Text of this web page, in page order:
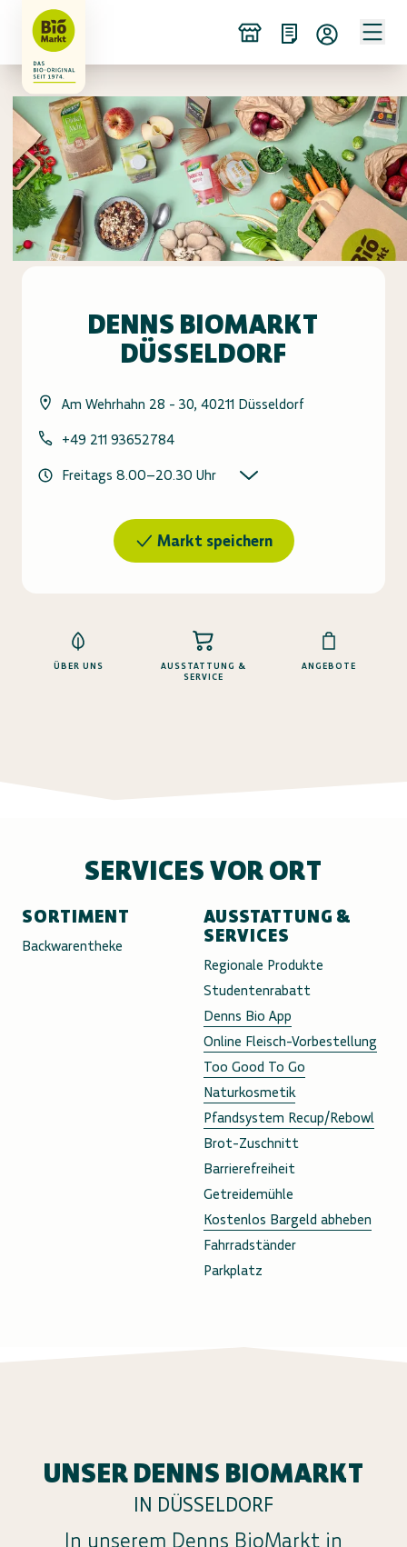
DENNS BIOMARKT
DÜSSELDORF
Am Wehrhahn 28 - 30, 40211 Düsseldorf
+49 211 93652784
Freitags 8.00–20.30 Uhr
Markt speichern
ÜBER UNS
AUSSTATTUNG &
SERVICE
ANGEBOTE
SERVICES VOR ORT
SORTIMENT
Backwarentheke
AUSSTATTUNG &
SERVICES
Regionale Produkte
Studentenrabatt
Denns Bio App
Online Fleisch-Vorbestellung
Too Good To Go
Naturkosmetik
Pfandsystem Recup/Rebowl
Brot-Zuschnitt
Barrierefreiheit
Getreidemühle
Kostenlos Bargeld abheben
Fahrradständer
Parkplatz
UNSER DENNS BIOMARKT
IN DÜSSELDORF
In unserem Denns BioMarkt in